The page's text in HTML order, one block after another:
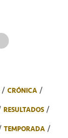
CRÓNICA
RESULTADOS
TEMPORADA